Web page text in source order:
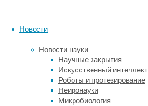
Новости
Новости науки
Научные закрытия
Искусственный интеллект
Роботы и протезирование
Нейронауки
Микробиология
зимой.
данным
авторов
статьи,
сейчас
ледовый